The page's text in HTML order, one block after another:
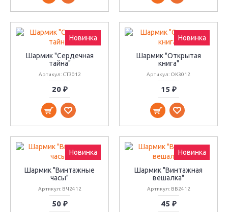
Новинка
Шармик "Сердечная
тайна"
Артикул: СТ3012
20 ₽
Новинка
Шармик "Открытая
книга"
Артикул: ОК3012
15 ₽
Новинка
Шармик "Винтажные
часы"
Артикул: ВЧ2412
50 ₽
Новинка
Шармик "Винтажная
вешалка"
Артикул: ВВ2412
45 ₽